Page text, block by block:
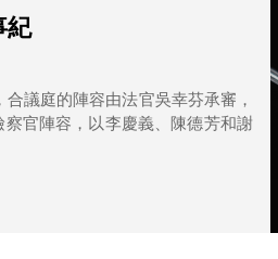
紀
議庭的陣容由法官吳幸芬承審，
官陣容，以李慶義、陳德芳和謝